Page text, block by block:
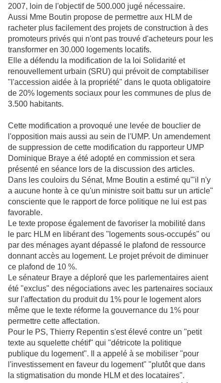
2007, loin de l'objectif de 500.000 jugé nécessaire.
Aussi Mme Boutin propose de permettre aux HLM de
racheter plus facilement des projets de construction à des
promoteurs privés qui n'ont pas trouvé d'acheteurs pour les
transformer en 30.000 logements locatifs.
Elle a défendu la modification de la loi Solidarité et
renouvellement urbain (SRU) qui prévoit de comptabiliser
"l'accession aidée à la propriété" dans le quota obligatoire
de 20% logements sociaux pour les communes de plus de
3.500 habitants.
Cette modification a provoqué une levée de bouclier de
l'opposition mais aussi au sein de l'UMP. Un amendement
de suppression de cette modification du rapporteur UMP
Dominique Braye a été adopté en commission et sera
présenté en séance lors de la discussion des articles.
Dans les couloirs du Sénat, Mme Boutin a estimé qu'"il n'y
a aucune honte à ce qu'un ministre soit battu sur un article"
consciente que le rapport de force politique ne lui est pas
favorable.
Le texte propose également de favoriser la mobilité dans
le parc HLM en libérant des "logements sous-occupés" ou
par des ménages ayant dépassé le plafond de ressource
donnant accès au logement. Le projet prévoit de diminuer
ce plafond de 10 %.
Le sénateur Braye a déploré que les parlementaires aient
été "exclus" des négociations avec les partenaires sociaux
sur l'affectation du produit du 1% pour le logement alors
même que le texte réforme la gouvernance du 1% pour
permettre cette affectation.
Pour le PS, Thierry Repentin s'est élevé contre un "petit
texte au squelette chétif" qui "détricote la politique
publique du logement". Il a appelé à se mobiliser "pour
l'investissement en faveur du logement" "plutôt que dans
la stigmatisation du monde HLM et des locataires".